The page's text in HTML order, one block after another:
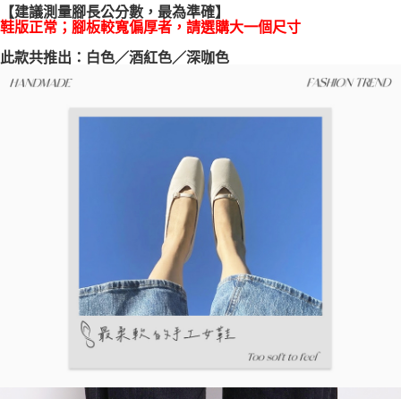
※ 交易是否成功請以「AFTEE先享後付 」之結帳頁面顯示為準，若有關於
是否繳費成功／繳費後需取消欲退款等相關疑問，請聯繫「AFTEE先享後付
１．透過由恩沛科技股份有限公司提供之「AFTEE先享後付」服務完成之交
易，需依本服務之必要範圍內提供個人資料，並將交易相關給付款項請求債
３．未成年的使用者請事先徵得法定代理人或監護人之同意方可使用
「AFTEE先享後付」，若未經同意申辦者引起之損失，本公司不負相關責
４．使用「AFTEE先享後付」時，將依據個別帳號之用戶狀況，依本公司即
時審查核予不同之上限額度；若仍有額度不足之情形，本公司將視審查結果
５．嚴禁一人註冊多個帳號或使用他人資訊註冊。若發現惡意使用之情形，
恩沛科技股份有限公司將有權停止該用戶之使用額度並採取法律行動。
【建議測量腳長公分數，最為準確】
鞋版正常；腳板較寬偏厚者，請選購大一個尺寸
此款共推出：白色／酒紅色／深咖色